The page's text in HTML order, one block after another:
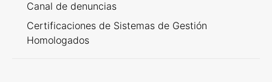
Canal de denuncias
Certificaciones de Sistemas de Gestión
Homologados